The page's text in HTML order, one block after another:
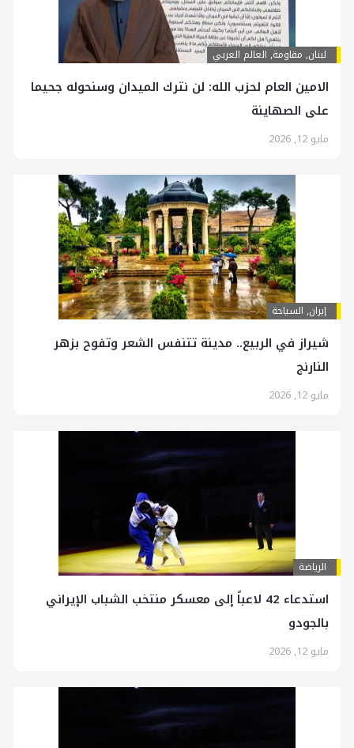
لبنان, مقاومة, العالم العربي
الامين العام لحزب الله: لن نترك الميدان وسنحوله جحيما
على الصهاينة
مايو 12, 2026
إيران, السياحة
شيراز في الربيع.. مدينة تتنفس الشعر وتفوح بزهر
النارنج
مايو 12, 2026
الرياضة
استدعاء 42 لاعباً إلى معسكر منتخب الشباب الإيراني
بالجودو
مايو 12, 2026